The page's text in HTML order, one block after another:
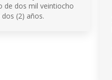
de dos mil veintiocho
(2) años.